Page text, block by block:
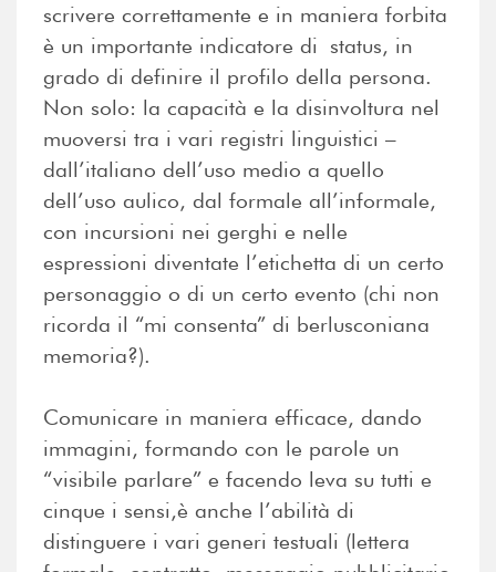
scrivere correttamente e in maniera forbita
è un importante indicatore di status, in
grado di definire il profilo della persona.
Non solo: la capacità e la disinvoltura nel
muoversi tra i vari registri linguistici –
dall’italiano dell’uso medio a quello
dell’uso aulico, dal formale all’informale,
con incursioni nei gerghi e nelle
espressioni diventate l’etichetta di un certo
personaggio o di un certo evento (chi non
ricorda il “mi consenta” di berlusconiana
memoria?).
Comunicare in maniera efficace, dando
immagini, formando con le parole un
“visibile parlare” e facendo leva su tutti e
cinque i sensi,è anche l’abilità di
distinguere i vari generi testuali (lettera